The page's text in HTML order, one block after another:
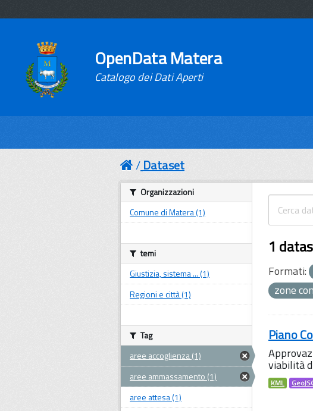
OpenData Matera
Catalogo dei Dati Aperti
Dataset
1
Formati:
zone
Piano
viabilità
KML
Organizzazioni
Comune di Matera (1)
temi
Giustizia, sistema ... (1)
Regioni e città (1)
Tag
aree accoglienza (1)
aree ammassamento (1)
aree attesa (1)